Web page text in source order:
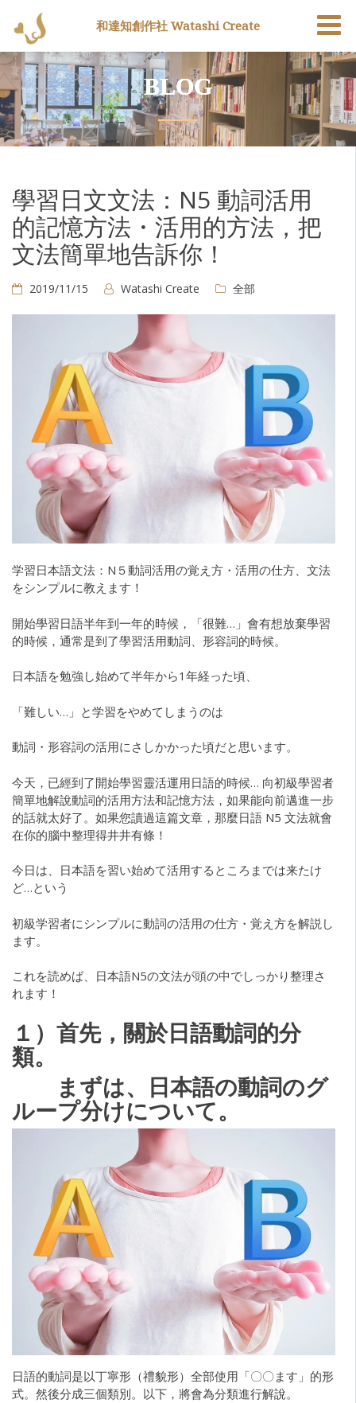
BLOG
學習日文文法：N5 動詞活用
的記憶方法・活用的方法，把
文法簡單地告訴你！
2019/11/15 Watashi Create 全部
学習日本語文法：N５動詞活用の覚え方・活用の仕方、文法
をシンプルに教えます！
開始學習日語半年到一年的時候，「很難…」會有想放棄學習
的時候，通常是到了學習活用動詞、形容詞的時候。
日本語を勉強し始めて半年から1年経った頃、
「難しい…」と学習をやめてしまうのは
動詞・形容詞の活用にさしかかった頃だと思います。
今天，已經到了開始學習靈活運用日語的時候… 向初級學習者
簡單地解說動詞的活用方法和記憶方法，如果能向前邁進一步
的話就太好了。如果您讀過這篇文章，那麼日語 N5 文法就會
在你的腦中整理得井井有條！
今日は、日本語を習い始めて活用するところまでは来たけ
ど…という
初級学習者にシンプルに動詞の活用の仕方・覚え方を解説し
ます。
これを読めば、日本語N5の文法が頭の中でしっかり整理さ
れます！
１）首先，關於日語動詞的分
類。
まずは、日本語の動詞のグ
ループ分けについて。
日語的動詞是以丁寧形（禮貌形）全部使用「〇〇ます」的形
式。然後分成三個類別。以下，將會為分類進行解說。
和達知創作社 Watashi Create